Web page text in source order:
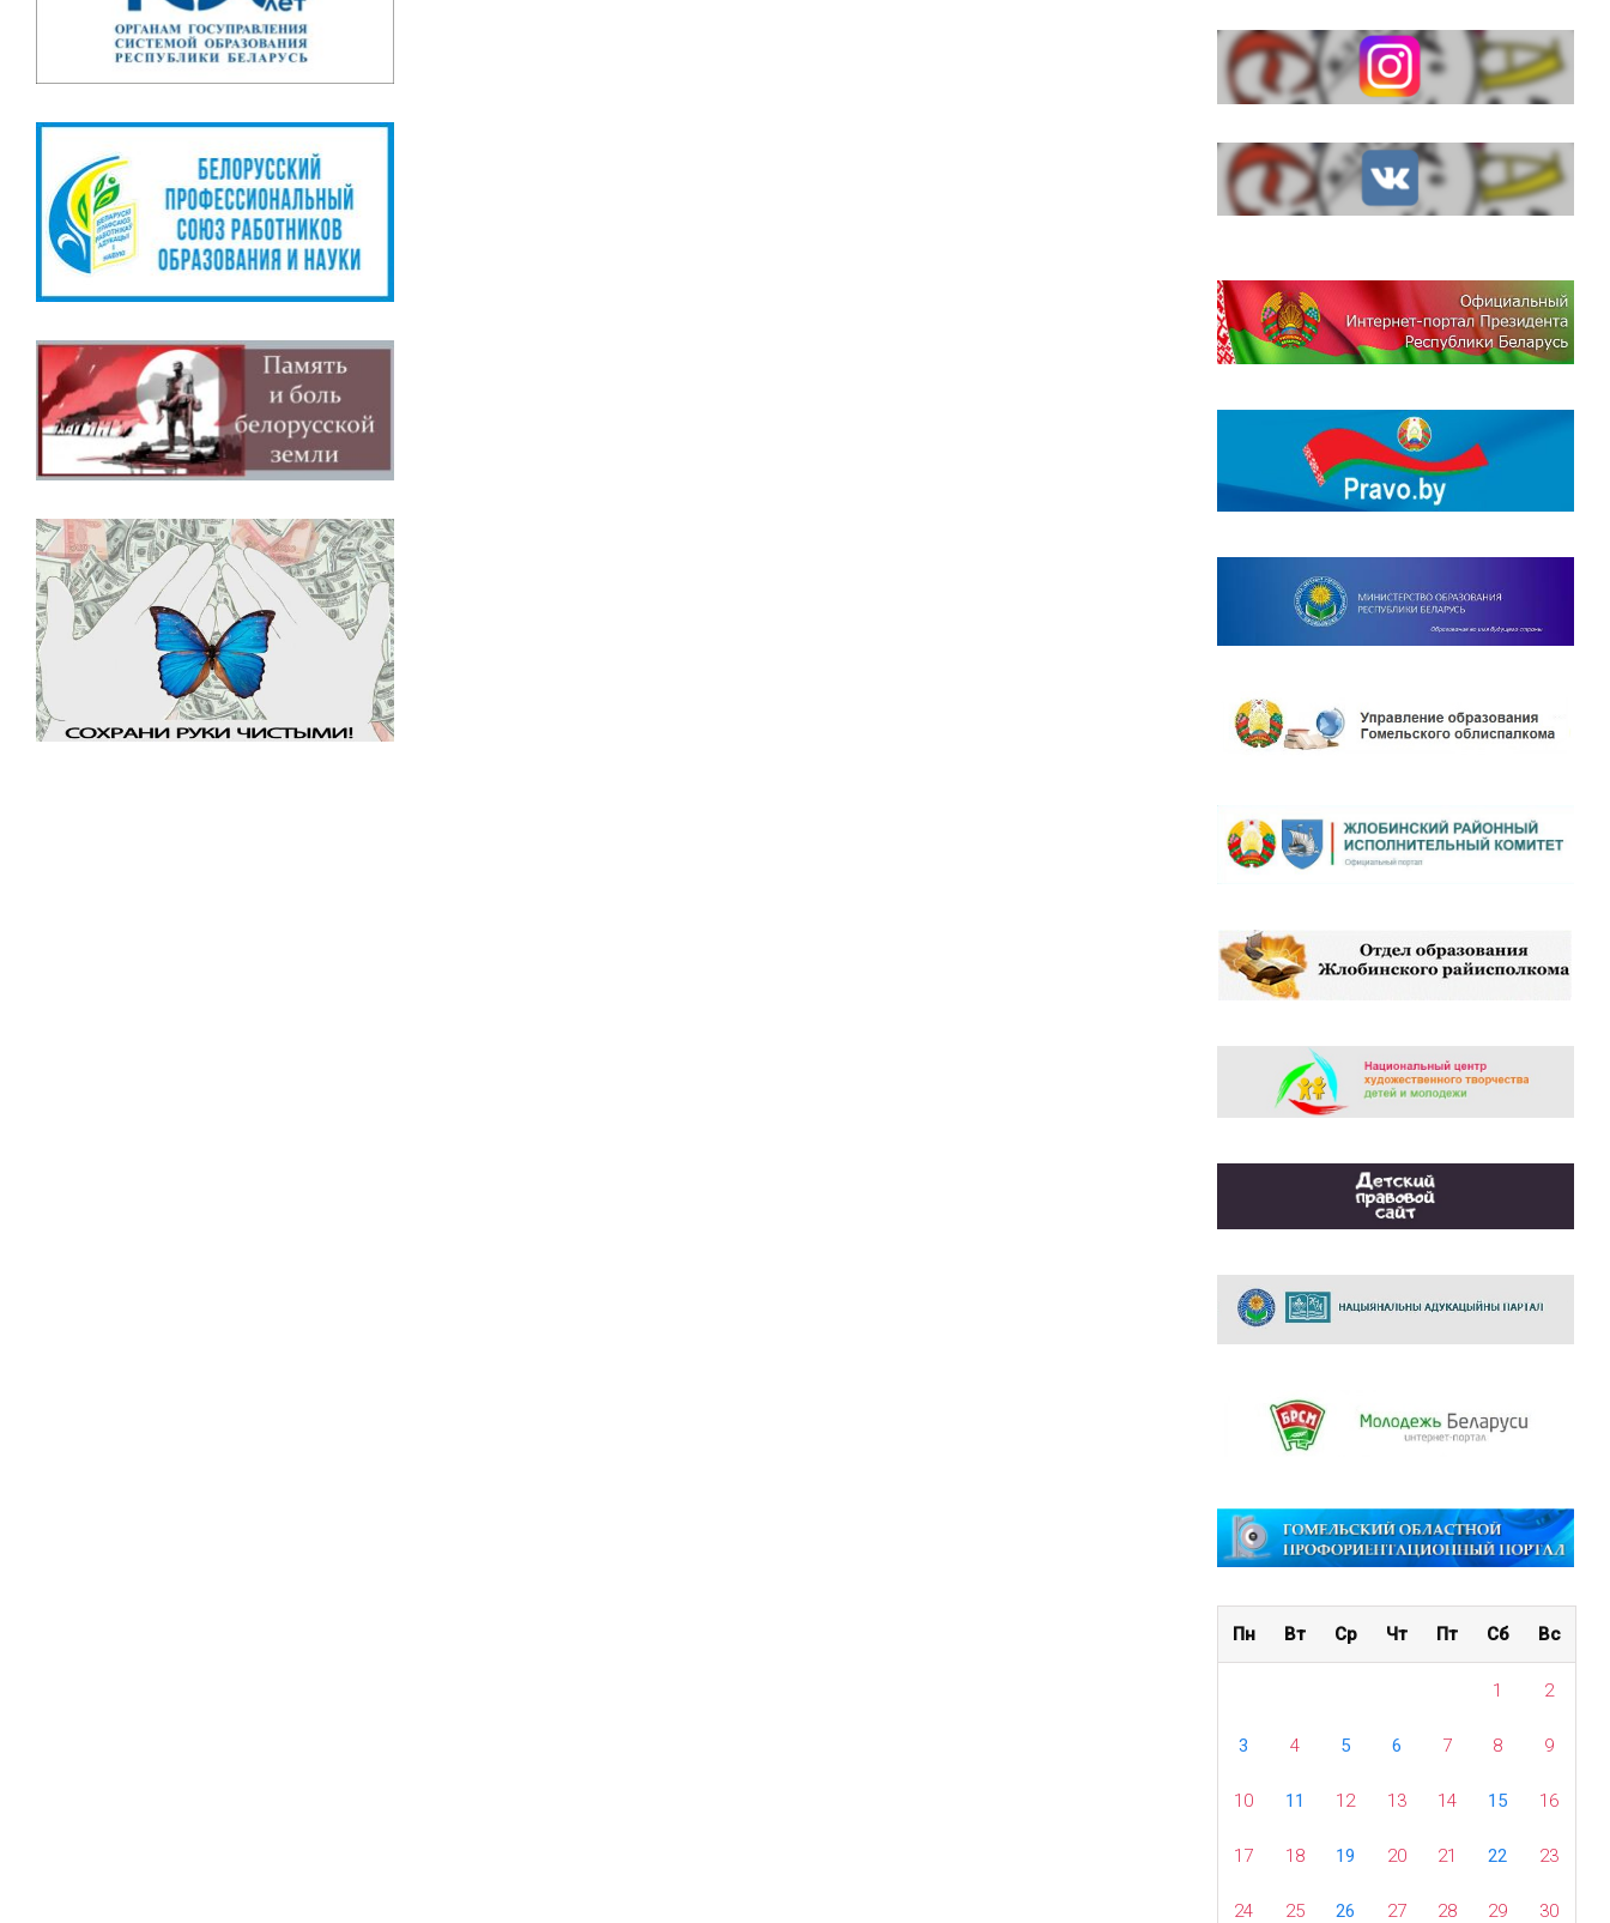
Пн Вт Ср Чт Пт Сб Вс
1 2
3 4 5 6 7 8 9
10 11 12 13 14 15 16
17 18 19 20 21 22 23
24 25 26 27 28 29 30